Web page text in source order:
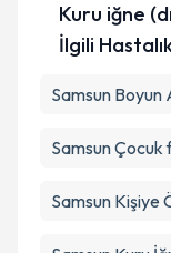
Kuru iğne
İlgili
Samsun Boyun
Samsun
Samsun Kişiye